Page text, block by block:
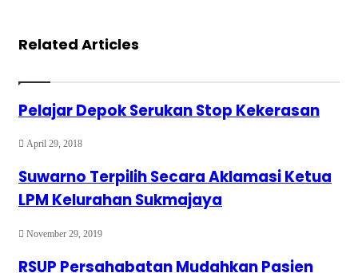
Related Articles
Pelajar Depok Serukan Stop Kekerasan
April 29, 2018
Suwarno Terpilih Secara Aklamasi Ketua
LPM Kelurahan Sukmajaya
November 29, 2019
RSUP Persahabatan Mudahkan Pasien